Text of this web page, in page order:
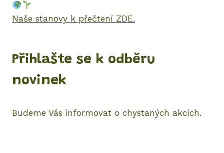
Naše stanovy k přečtení ZDE.
Přihlašte se k odběru
novinek
Budeme Vás informovat o chystaných akcích.